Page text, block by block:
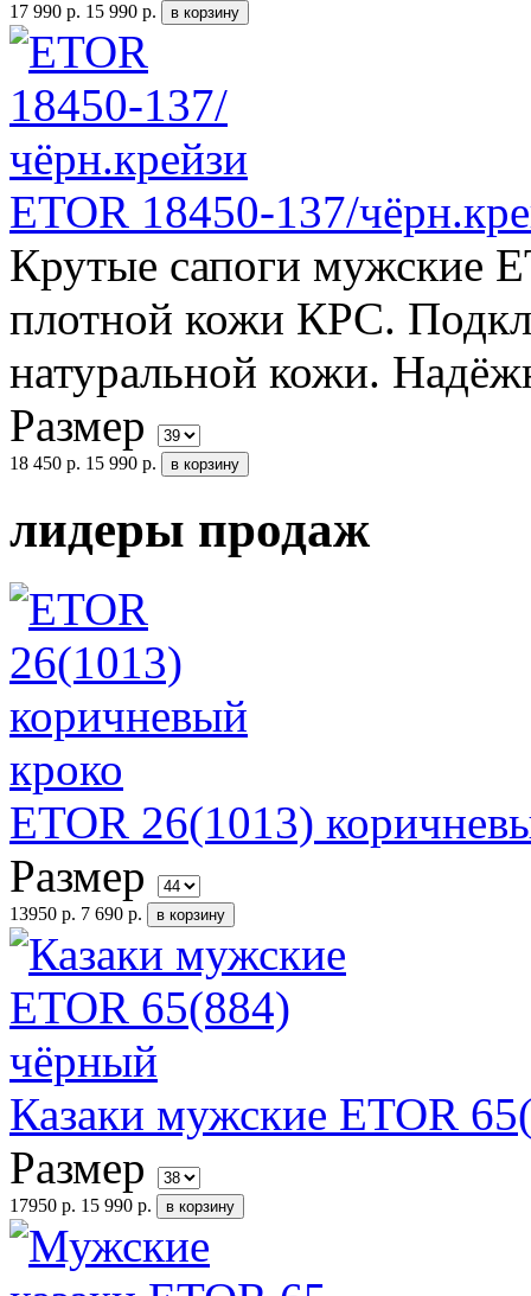
17 990 р. 15 990 р.
ETOR 18450-137/
Крутые сапоги мужские
плотной кожи КРС.
натуральной кожи.
Размер
18 450 р. 15 990 р.
лидеры продаж
ETOR 26(1013)
Размер
13950 р. 7 690 р.
Казаки мужские ETOR
Размер
17950 р. 15 990 р.